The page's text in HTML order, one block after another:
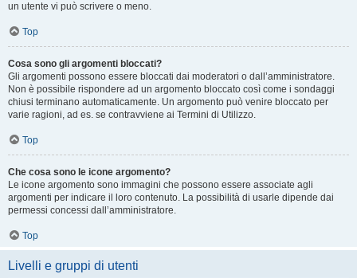
un utente vi può scrivere o meno.
Top
Cosa sono gli argomenti bloccati?
Gli argomenti possono essere bloccati dai moderatori o dall’amministratore.
Non è possibile rispondere ad un argomento bloccato così come i sondaggi
chiusi terminano automaticamente. Un argomento può venire bloccato per
varie ragioni, ad es. se contravviene ai Termini di Utilizzo.
Top
Che cosa sono le icone argomento?
Le icone argomento sono immagini che possono essere associate agli
argomenti per indicare il loro contenuto. La possibilità di usarle dipende dai
permessi concessi dall’amministratore.
Top
Livelli e gruppi di utenti